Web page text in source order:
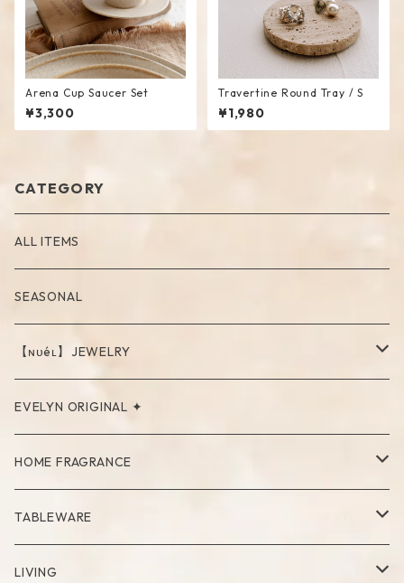
Arena Cup Saucer Set
¥3,300
Travertine Round Tray / S
¥1,980
CATEGORY
ALL ITEMS
SEASONAL
【ɴᴜéʟ】JEWELRY
PIERCE
NECKLACE
RING
EVELYN ORIGINAL ✦
HOME FRAGRANCE
Palo Santo
TABLEWARE
Cup
LIVING